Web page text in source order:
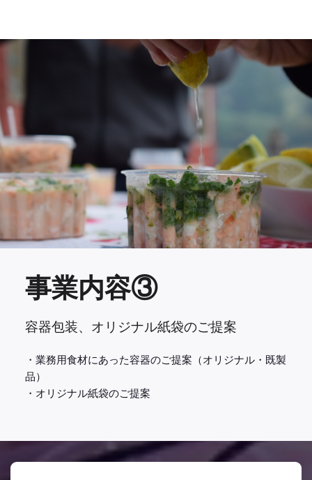
事業内容③
容器包装、オリジナル紙袋のご提案
・業務用食材にあった容器のご提案（オリジナル・既製
品）
・オリジナル紙袋のご提案